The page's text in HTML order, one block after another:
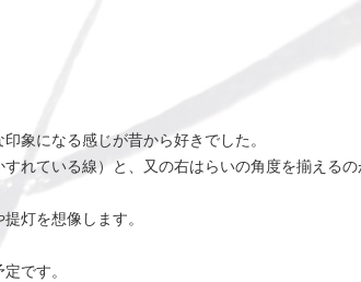
象になる感じが昔から好きでした。
れている線）と、又の右はらいの角度を揃える
灯を想像します。
です。